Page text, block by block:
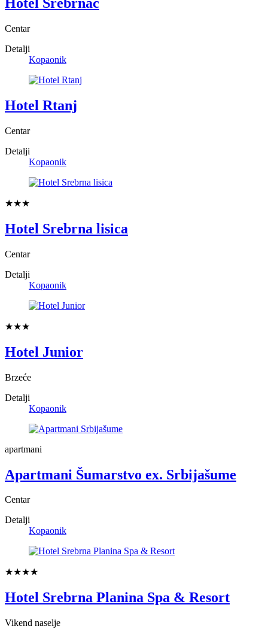
Hotel Srebrnac
Centar
Detalji
Kopaonik
Hotel Rtanj
Centar
Detalji
Kopaonik
★★★
Hotel Srebrna lisica
Centar
Detalji
Kopaonik
★★★
Hotel Junior
Brzeće
Detalji
Kopaonik
apartmani
Apartmani Šumarstvo ex. Srbijašume
Centar
Detalji
Kopaonik
★★★★
Hotel Srebrna Planina Spa & Resort
Vikend naselje